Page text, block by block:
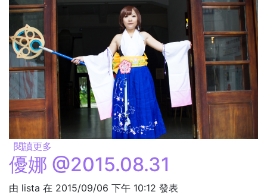
閱讀更多
優娜 @2015.08.31
由 lista 在 2015/09/06 下午 10:12 發表